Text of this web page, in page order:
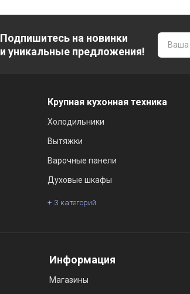
Подпишитесь на новинки
и уникальные предложения!
Крупная кухонная техника
Холодильники
Вытяжки
Варочные панели
Духовые шкафы
3 категорий
Информация
Магазины